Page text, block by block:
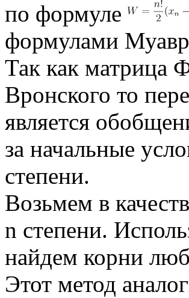
по формуле
формулами
Так как матрица
Вронского то
является
за начальные
степени.
Возьмем в
n степени.
найдем корни
Этот метод